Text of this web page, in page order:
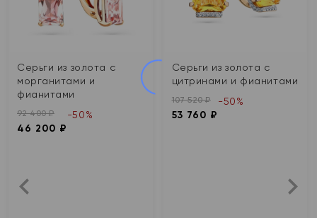
Серьги из золота с
морганитами и
фианитами
92 400 ₽
46 200 ₽
-50%
Серьги из золота с
цитринами и фианитами
107 520 ₽
53 760 ₽
-50%